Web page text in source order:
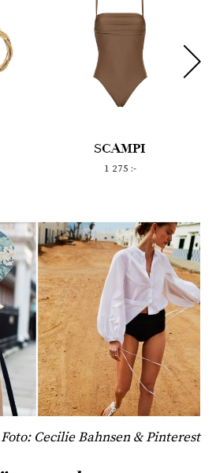
SCAMPI
1 275 :-
Foto: Cecilie Bahnsen & Pinterest